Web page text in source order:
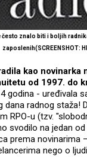
često znalo biti i boljih
zaposlenih(SCREENSHOT:
kao novinarka
od 1997. do
godina - uređivala
dana radnog staža!
RPO-u (tzv.
svodilo na jedan
prema novinarima
nego o